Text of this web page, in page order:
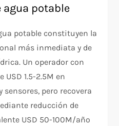
agua potable
potable constituyen la
más inmediata y de
Un operador con
1.5-2.5M en
pero recovera
reducción de
USD 50-100M/año